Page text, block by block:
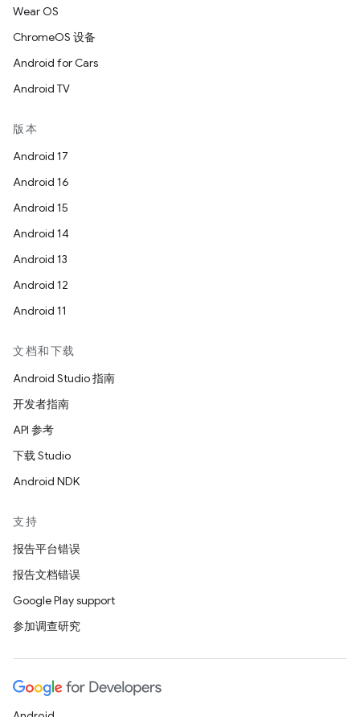
Wear OS
ChromeOS 设备
Android for Cars
Android TV
版本
Android 17
Android 16
Android 15
Android 14
Android 13
Android 12
Android 11
文档和下载
Android Studio 指南
开发者指南
API 参考
下载 Studio
Android NDK
支持
报告平台错误
报告文档错误
Google Play support
参加调查研究